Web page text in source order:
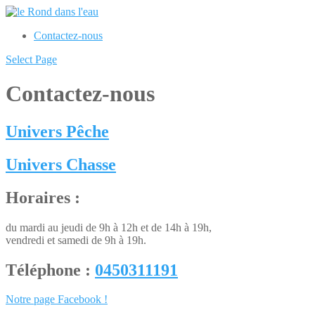
Contactez-nous
Select Page
Contactez-nous
Univers Pêche
Univers Chasse
Horaires :
du mardi au jeudi de 9h à 12h et de 14h à 19h,
vendredi et samedi de 9h à 19h.
Téléphone : 0450311191
Notre page Facebook !